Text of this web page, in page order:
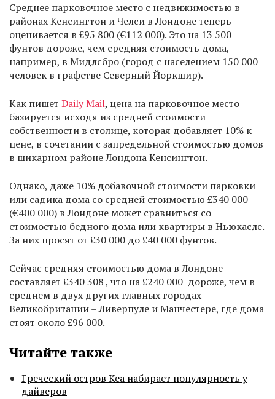
Среднее парковочное место с недвижимостью в
районах Кенсингтон и Челси в Лондоне теперь
оценивается в £95 800 (€112 000). Это на 13 500
фунтов дороже, чем средняя стоимость дома,
например, в Мидлсбро (город с населением 150 000
человек в графстве Северный Йоркшир).
Как пишет Daily Mail, цена на парковочное место
базируется исходя из средней стоимости
собственности в столице, которая добавляет 10% к
цене, в сочетании с запредельной стоимостью домов
в шикарном районе Лондона Кенсингтон.
Однако, даже 10% добавочной стоимости парковки
или садика дома со средней стоимостью £340 000
(€400 000) в Лондоне может сравниться со
стоимостью бедного дома или квартиры в Ньюкасле.
За них просят от £30 000 до £40 000 фунтов.
Сейчас средняя стоимостью дома в Лондоне
составляет £340 308 , что на £240 000 дороже, чем в
среднем в двух других главных городах
Великобритании – Ливерпуле и Манчестере, где дома
стоят около £96 000.
Читайте также
Греческий остров Кеа набирает популярность у
дайверов